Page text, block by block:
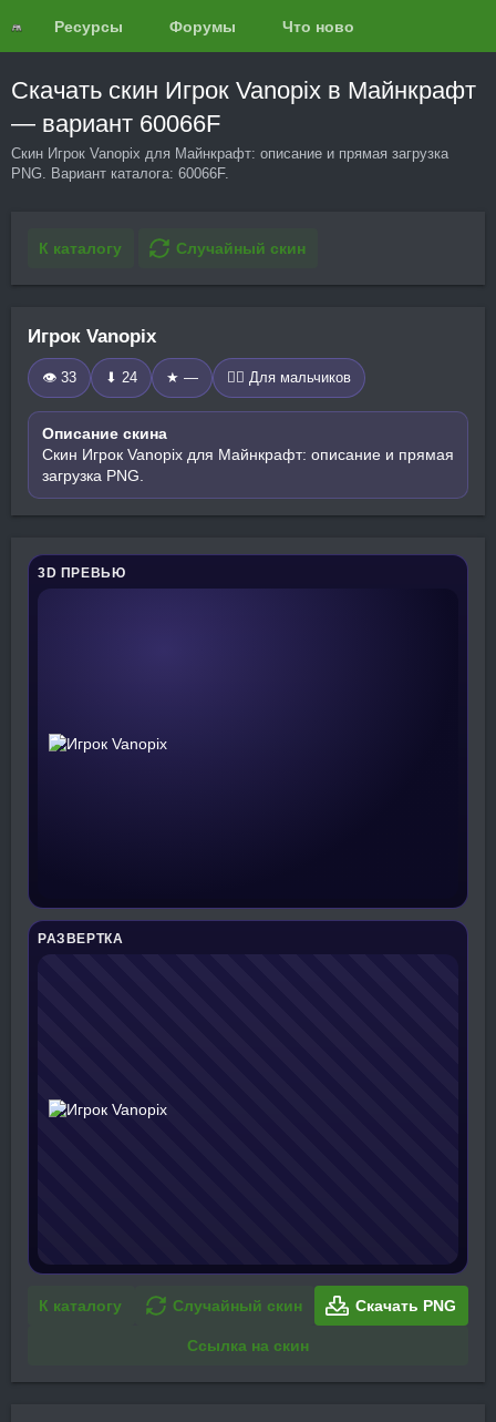
Ресурсы Форумы Что нового?
Скачать скин Игрок Vanopix в Майнкрафт
— вариант 60066F
Скин Игрок Vanopix для Майнкрафт: описание и прямая загрузка
PNG. Вариант каталога: 60066F.
К каталогу Случайный скин
Игрок Vanopix
👁 33 ⬇ 24 ★ — 🧍‍♂️ Для мальчиков
Описание скина
Скин Игрок Vanopix для Майнкрафт: описание и прямая
загрузка PNG.
3D ПРЕВЬЮ
РАЗВЕРТКА
К каталогу Случайный скин Скачать PNG
Ссылка на скин